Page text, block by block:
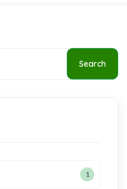
Search
1